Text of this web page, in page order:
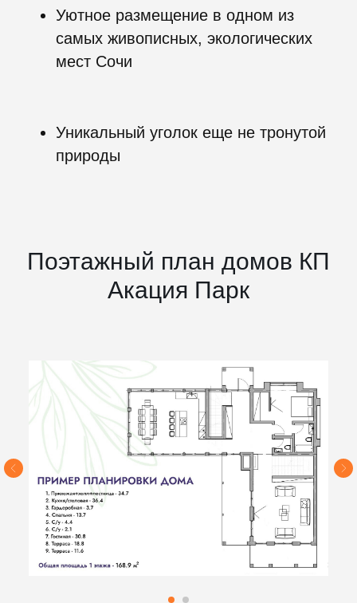
Уютное размещение в одном из
самых живописных, экологических
мест Сочи
Уникальный уголок еще не тронутой
природы
Поэтажный план домов КП
Акация Парк